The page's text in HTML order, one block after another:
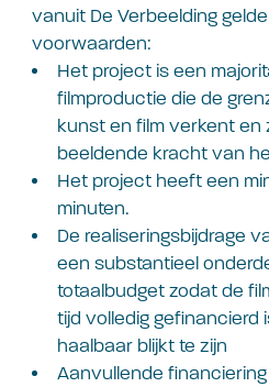
vanuit De Verbeelding
voorwaarden:
Het project is een
filmproductie die de
kunst en film verkent en
beeldende kracht van
Het project heeft een
minuten.
De realiseringsbijdrage
een substantieel
totaalbudget zodat de
tijd volledig gefinancierd
haalbaar blijkt te zijn
Aanvullende